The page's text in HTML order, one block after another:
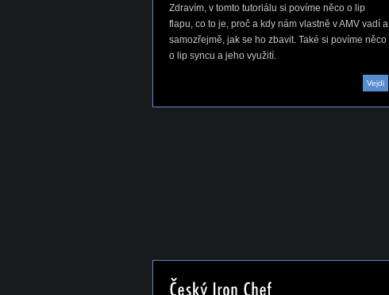
Zdravím, v tomto tutoriálu si povíme něco o lip
flapu, co to je, proč a kdy nám vlastně v AMV vadí a
samozřejmě, jak se ho zbavit. Také si povíme něco
o lip syncu a jeho využití.
Vejdi